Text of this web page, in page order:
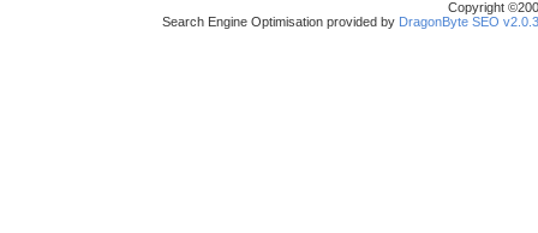
Copyright
Search Engine Optimisation provided by DragonByte SEO